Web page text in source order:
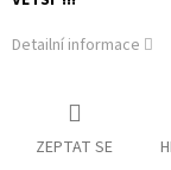
Detailní informace
ZEPTAT SE